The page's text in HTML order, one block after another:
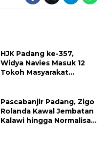
HJK Padang ke-357,
Widya Navies Masuk 12
Tokoh Masyarakat
Pascabanjir Padang, Zigo
Rolanda Kawal Jembatan
Kalawi hingga Normalisasi